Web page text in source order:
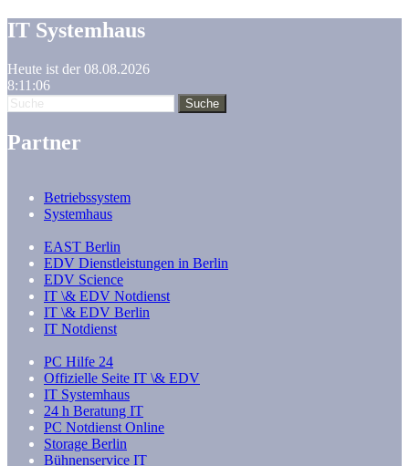
IT Systemhaus
Heute ist der 08.08.2026
8:11:06
Partner
Betriebssystem
Systemhaus
EAST Berlin
EDV Dienstleistungen in Berlin
EDV Science
IT \& EDV Notdienst
IT \& EDV Berlin
IT Notdienst
PC Hilfe 24
Offizielle Seite IT \& EDV
IT Systemhaus
24 h Beratung IT
PC Notdienst Online
Storage Berlin
Bühnenservice IT